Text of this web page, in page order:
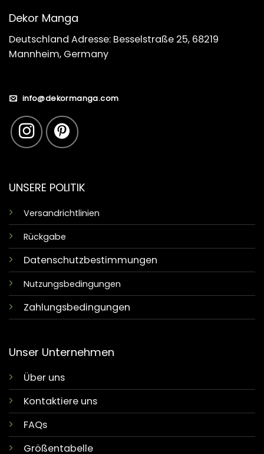
Dekor Manga
Deutschland Adresse: Besselstraße 25, 68219
Mannheim, Germany
info@dekormanga.com
UNSERE POLITIK
Versandrichtlinien
Rückgabe
Datenschutzbestimmungen
Nutzungsbedingungen
Zahlungsbedingungen
Unser Unternehmen
Über uns
Kontaktiere uns
FAQs
Größentabelle